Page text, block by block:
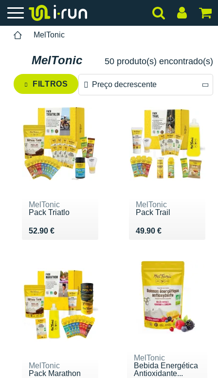
MelTonic
MelTonic 50 produto(s) encontrado(s)
FILTROS Preço decrescente
Preço crescente
MelTonic
Pack Triatlo
52.90 €
Vendu 52.90 €
MelTonic
Pack Trail
49.90 €
Vendu 49.90 €
MelTonic
Pack Marathon
MelTonic
Bebida Energética
Antioxidante...